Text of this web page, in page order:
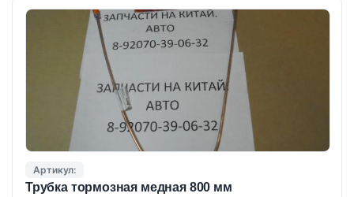
Артикул:
Трубка тормозная медная 800 мм